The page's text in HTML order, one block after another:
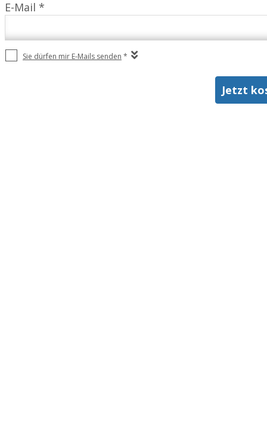
E-Mail *
Sie dürfen mir E-Mails senden *
Jetzt